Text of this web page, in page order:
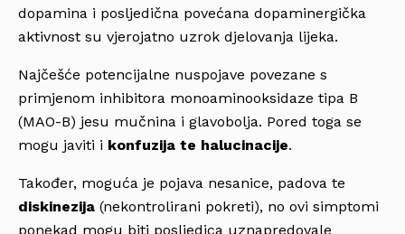
dopamina i posljedična povećana dopaminergička
aktivnost su vjerojatno uzrok djelovanja lijeka.
Najčešće potencijalne nuspojave povezane s
primjenom inhibitora monoaminooksidaze tipa B
(MAO-B) jesu mučnina i glavobolja. Pored toga se
mogu javiti i konfuzija te halucinacije.
Također, moguća je pojava nesanice, padova te
diskinezija (nekontrolirani pokreti), no ovi simptomi
ponekad mogu biti posljedica uznapredovale